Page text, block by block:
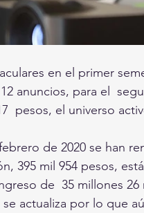
en el primer
anuncios, para el
pesos, el universo
de 2020 se han
395 mil 954 pesos,
de  35 millones
actualiza por lo que